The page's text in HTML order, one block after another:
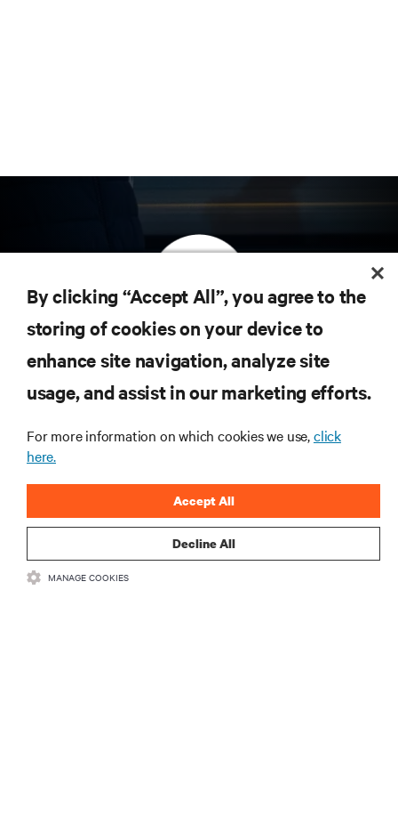
订阅获取最新技术潮流动态
定期获取行业重要领域新信息，以及数据中心
和基础设施管理方面的新鲜讨论与专家洞见。
立即注册
By clicking “Accept All”, you agree to the
storing of cookies on your device to
enhance site navigation, analyze site
usage, and assist in our marketing efforts.
For more information on which cookies we use,click
here.
Decline All
Accept All
MANAGE COOKIES